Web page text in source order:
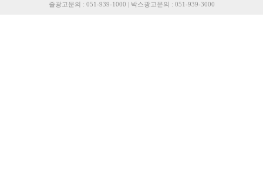
줄광고문의 : 051-939-1000 | 박스광고문의 : 051-939-3000